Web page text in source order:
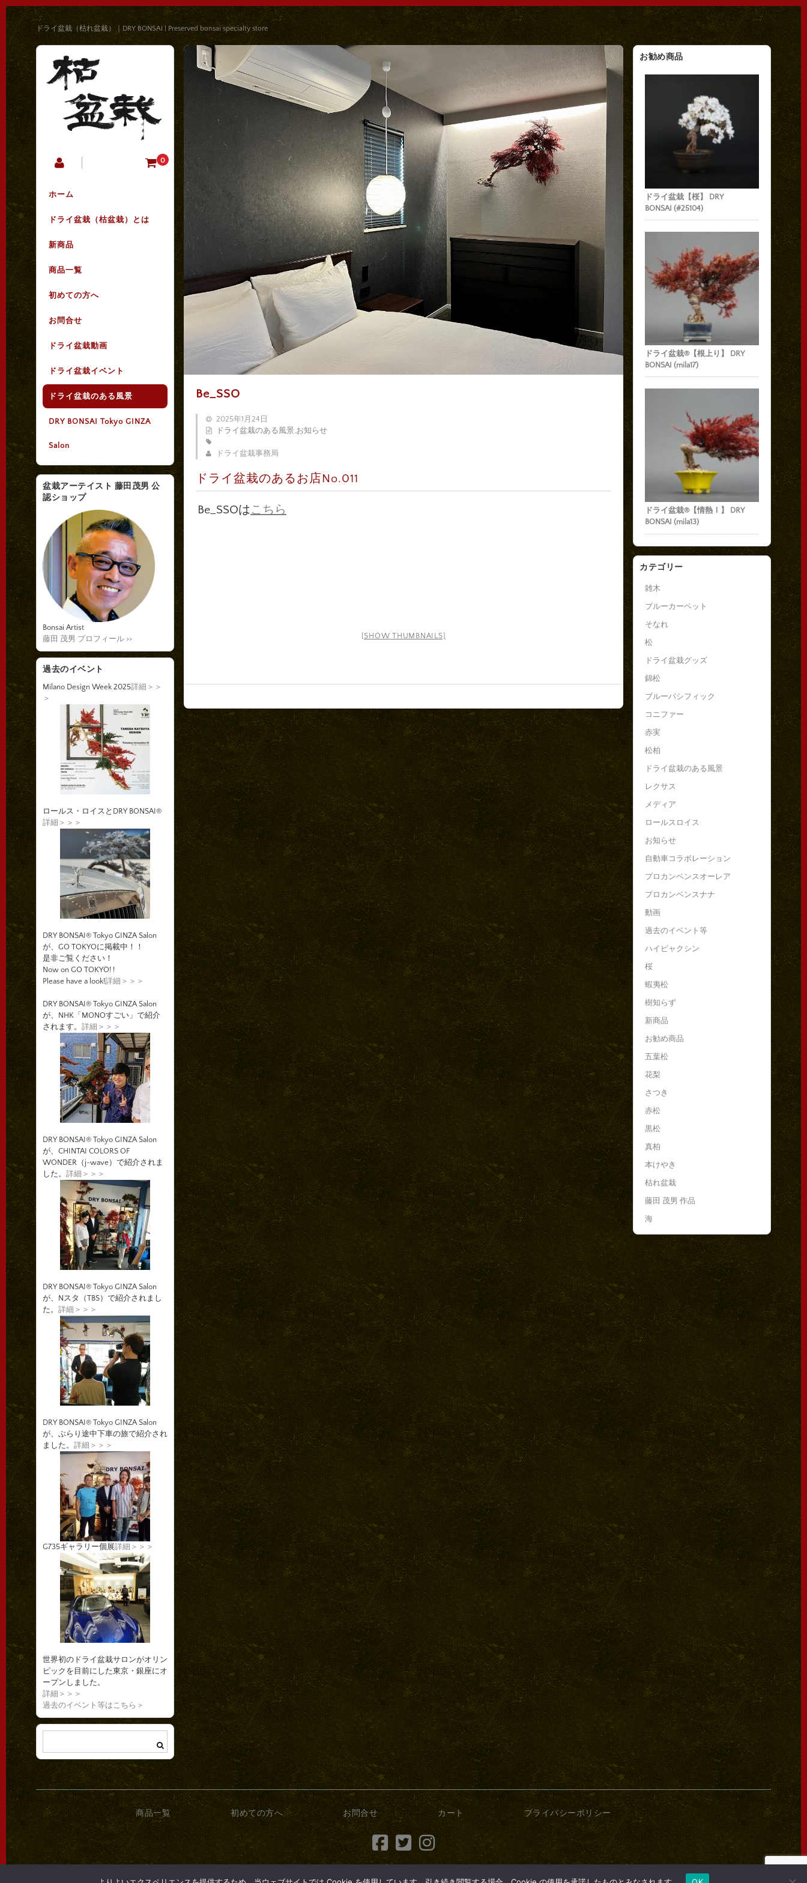
ドライ盆栽（枯れ盆栽）｜DRY BONSAI | Preserved bonsai specialty store
0
ホーム
ドライ盆栽（枯盆栽）とは
新商品
商品一覧
初めての方へ
お問合せ
ドライ盆栽動画
ドライ盆栽イベント
ドライ盆栽のある風景
DRY BONSAI Tokyo GINZA
Salon
Be_SSO
2025年1月24日
ドライ盆栽のある風景,お知らせ
ドライ盆栽事務局
ドライ盆栽のあるお店No.011
Be_SSOはこちら
[SHOW THUMBNAILS]
お勧め商品
ドライ盆栽【桜】 DRY
BONSAI (#25104)
ドライ盆栽®【根上り】 DRY
BONSAI (mila17)
ドライ盆栽®【情熱Ⅰ】 DRY
BONSAI (mila13)
カテゴリー
雑木
ブルーカーペット
そなれ
松
ドライ盆栽グッズ
錦松
ブルーパシフィック
コニファー
赤実
松柏
ドライ盆栽のある風景
レクサス
メディア
ロールスロイス
お知らせ
自動車コラボレーション
プロカンベンスオーレア
プロカンベンスナナ
動画
過去のイベント等
ハイビャクシン
桜
蝦夷松
樹知らず
新商品
お勧め商品
五葉松
花梨
さつき
赤松
黒松
真柏
本けやき
枯れ盆栽
藤田 茂男 作品
海
盆栽アーテイスト 藤田茂男 公
認ショップ
Bonsai Artist
藤田 茂男 プロフィール >>
過去のイベント
Milano Design Week 2025詳細＞＞
＞
ロールス・ロイスとDRY BONSAI®
詳細＞＞＞
DRY BONSAI® Tokyo GINZA Salon
が、GO TOKYOに掲載中！！
是非ご覧ください！
Now on GO TOKYO! !
Please have a look!詳細＞＞＞
DRY BONSAI® Tokyo GINZA Salon
が、NHK「MONOすごい」で紹介
されます。 詳細＞＞＞
DRY BONSAI® Tokyo GINZA Salon
が、CHINTAI COLORS OF
WONDER（j-wave）で紹介されま
した。 詳細＞＞＞
DRY BONSAI® Tokyo GINZA Salon
が、Nスタ（TBS）で紹介されまし
た。 詳細＞＞＞
DRY BONSAI® Tokyo GINZA Salon
が、ぶらり途中下車の旅で紹介され
ました。 詳細＞＞＞
G735ギャラリー個展詳細＞＞＞
世界初のドライ盆栽サロンがオリン
ピックを目前にした東京・銀座にオ
ープンしました。
詳細＞＞＞
過去のイベント等はこちら＞
商品一覧 初めての方へ お問合せ カート プライバシーポリシー